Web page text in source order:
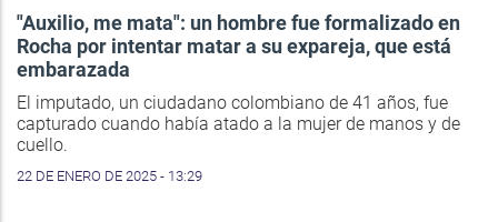
"Auxilio, me mata": un hombre fue formalizado en
Rocha por intentar matar a su expareja, que está
embarazada
El imputado, un ciudadano colombiano de 41 años, fue
capturado cuando había atado a la mujer de manos y de
cuello.
22 DE ENERO DE 2025 - 13:29